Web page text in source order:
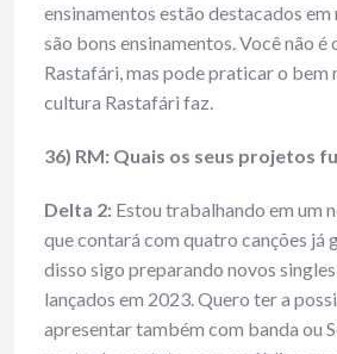
ensinamentos estão destacados em
são bons ensinamentos. Você não
Rastafári, mas pode praticar o bem
cultura Rastafári faz.
36) RM: Quais os seus projetos
Delta 2: Estou trabalhando em um
que contará com quatro canções já
disso sigo preparando novos
lançados em 2023. Quero ter a
apresentar também com banda ou